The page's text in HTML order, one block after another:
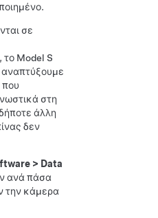
σε
το Model S
αναπτύξουμε
που
στη
άλλη
δεν
> Data
ανά πάσα
την κάμερα